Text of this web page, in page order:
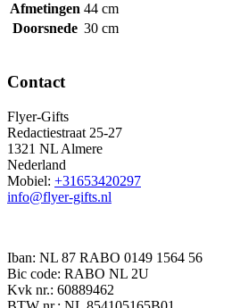
Afmetingen 44 cm
Doorsnede 30 cm
Contact
Flyer-Gifts
Redactiestraat 25-27
1321 NL Almere
Nederland
Mobiel: +31653420297
info@flyer-gifts.nl
Iban: NL 87 RABO 0149 1564 56
Bic code: RABO NL 2U
Kvk nr.: 60889462